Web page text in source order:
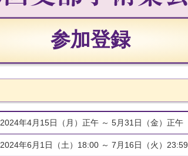
参加登録
2024年4月15日（月）正午 ～ 5月31日（金）正午
2024年6月1日（土）18:00 ～ 7月16日（火）23:59